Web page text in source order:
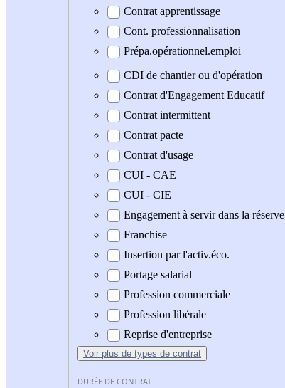
Contrat apprentissage
Cont. professionnalisation
Prépa.opérationnel.emploi
CDI de chantier ou d'opération
Contrat d'Engagement Educatif
Contrat intermittent
Contrat pacte
Contrat d'usage
CUI - CAE
CUI - CIE
Engagement à servir dans la réserve
Franchise
Insertion par l'activ.éco.
Portage salarial
Profession commerciale
Profession libérale
Reprise d'entreprise
Voir plus de types de contrat
DURÉE DE CONTRAT